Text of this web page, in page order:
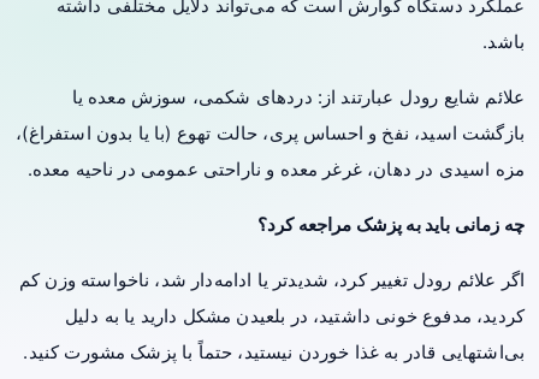
عملکرد دستگاه گوارش است که می‌تواند دلایل مختلفی داشته
باشد.
علائم شایع رودل عبارتند از: دردهای شکمی، سوزش معده یا
بازگشت اسید، نفخ و احساس پری، حالت تهوع (با یا بدون استفراغ)،
مزه اسیدی در دهان، غرغر معده و ناراحتی عمومی در ناحیه معده.
چه زمانی باید به پزشک مراجعه کرد؟
اگر علائم رودل تغییر کرد، شدیدتر یا ادامه‌دار شد، ناخواسته وزن کم
کردید، مدفوع خونی داشتید، در بلعیدن مشکل دارید یا به دلیل
بی‌اشتهایی قادر به غذا خوردن نیستید، حتماً با پزشک مشورت کنید.